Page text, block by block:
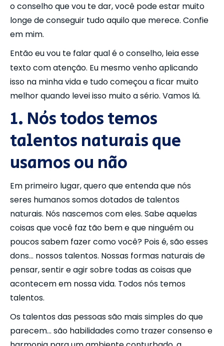
o conselho que vou te dar, você pode estar muito
longe de conseguir tudo aquilo que merece. Confie
em mim.
Então eu vou te falar qual é o conselho, leia esse
texto com atenção. Eu mesmo venho aplicando
isso na minha vida e tudo começou a ficar muito
melhor quando levei isso muito a sério. Vamos lá.
1. Nós todos temos
talentos naturais que
usamos ou não
Em primeiro lugar, quero que entenda que nós
seres humanos somos dotados de talentos
naturais. Nós nascemos com eles. Sabe aquelas
coisas que você faz tão bem e que ninguém ou
poucos sabem fazer como você? Pois é, são esses
dons… nossos talentos. Nossas formas naturais de
pensar, sentir e agir sobre todas as coisas que
acontecem em nossa vida. Todos nós temos
talentos.
Os talentos das pessoas são mais simples do que
parecem… são habilidades como trazer consenso e